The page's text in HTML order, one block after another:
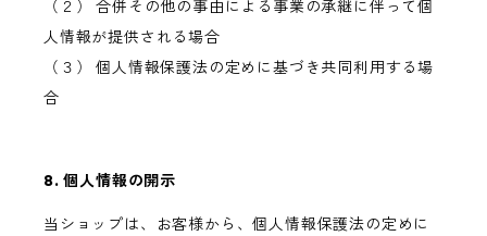
（２） 合併その他の事由による事業の承継に伴って個
人情報が提供される場合
（３） 個人情報保護法の定めに基づき共同利用する場
合
8. 個人情報の開示
当ショップは、お客様から、個人情報保護法の定めに